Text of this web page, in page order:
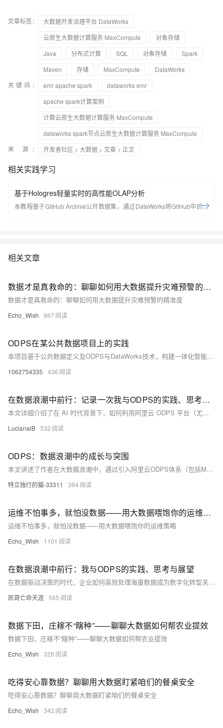
文章标签：
大数据开发治理平台 DataWorks
云原生大数据计算服务 MaxCompute
对象存储
Java
分布式计算 SQL 对象存储
Spark
Maven
存储 MaxCompute
DataWorks
关键词：
emr apache spark
dataworks emr
apache spark计算案例
计算云原生大数据计算服务 MaxCompute
dataworks spark节点云原生大数据计算服务 MaxCompute
来 源：
开发者社区 > 大数据 > 文章 > 正文
相关实践学习
基于Hologres轻量实时的高性能OLAP分析
本教程基于GitHub Archive公开数据集，通过DataWorks将GitHub中的项
相关文章
数据才是真救命的：聊聊如何用大数据提升灾难预警的精准度
数据才是真救命的：聊聊如何用大数据提升灾难预警的精准度
Echo_Wish 667
ODPS在某公共数据项目上的实践
本项目基于公共数据定义及ODPS与DataWorks技术，构建一体化智能化数据平台，涵盖数据目录、归集、治理、共享与开放六大目标。通过十大子系统实现全流程管理，强化数据安全与流通，提升业务效率与决策能力，助力数字化改革。
1062754335 436
在数据浪潮中前行：记录一次我与ODPS的实践、思考与展望
本文详细介绍了在 AI 时代背景下，如何利用阿里云 ODPS 平台（尤其是 MaxCompute）进行分布式多模态数据处理的实践过程。内容涵盖技术架构解析、完整操作流程、实际部署步骤以及未来发展方向，同时结合 CSDN 博文深入探讨了多模态数据处理的技术挑战与创新路径，为企业提供高效、低成本的大规模数据处理方案。
LucianaiB 532
ODPS：数据浪潮中的成长与突围
本文讲述了作者在大数据浪潮中，通过引入阿里云ODPS体系（包括MaxCompute、DataWorks、Hologres）解决数据处理瓶颈、实现业务突破与个人成长的故事。从被海量数据困扰到构建“离线+实时”数据架构，ODPS不仅提升了数据处理效率，更推动了技术能力与业务影响力的双重跃迁。
特立独行的猫-33311 364
运维不怕事多，就怕没数据——用大数据喂饱你的运维策略
运维不怕事多，就怕没数据——用大数据喂饱你的运维策略
Echo_Wish 1101
在数据浪潮中前行：我与ODPS的实践、思考与展望
在数据驱动决策的时代，企业如何高效处理海量数据成为数字化转型关键。本文结合作者实践，深入解析阿里云自研大数据平台 ODPS 的技术优势与应用场景，涵盖 MaxCompute、DataWorks、Hologres 等核心产品，分享从数据治理到实时分析的落地经验，并展望其在 AI 与向量数据时代的发展前景。
凯哥亡命天涯 565
数据下田，庄稼不“瞎种”——聊聊大数据如何帮农业提效
数据下田，庄稼不“瞎种”——聊聊大数据如何帮农业提效
Echo_Wish 329
吃得安心靠数据？聊聊用大数据盯紧咱们的餐桌安全
吃得安心靠数据？聊聊用大数据盯紧咱们的餐桌安全
Echo_Wish 342